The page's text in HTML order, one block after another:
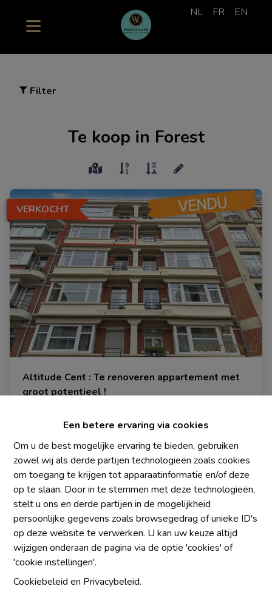
Een betere ervaring via cookies
Om u de best mogelijke ervaring te bieden, gebruiken
zowel wij als derde partijen technologieën zoals cookies
om toegang te krijgen tot apparaatinformatie en/of deze
op te slaan. Door in te stemmen met deze technologieën,
stelt u ons en derde partijen in de mogelijkheid
persoonlijke gegevens zoals browsegedrag of unieke ID's
op deze website te verwerken. U kan uw keuze altijd
wijzigen onderaan de pagina via de optie 'cookies' of
'cookie instellingen'.
Cookiebeleid en Privacybeleid.
NL FR EN
Filter
Te koop in Forest
VERKOCHT
Altitude Cent : Te renoveren appartement met
groot potentieel !
2 1 80 m²
Chaque agence est juridiquement et financièrement